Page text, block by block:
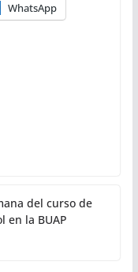
WhatsApp
del curso de
en la BUAP